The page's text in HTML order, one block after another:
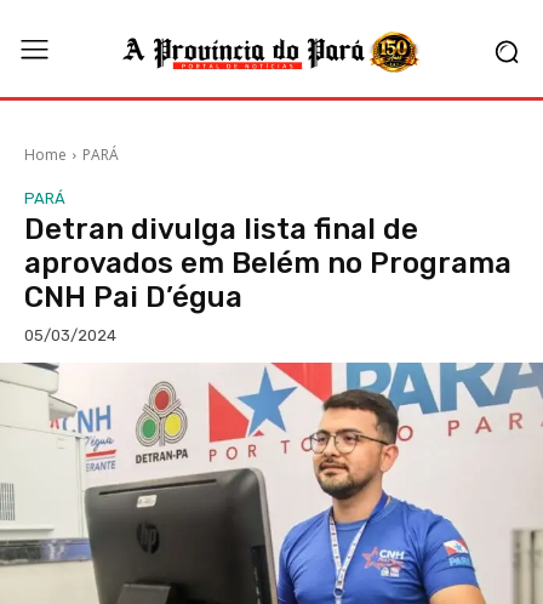
Home PARÁ
PARÁ
Detran divulga lista final de
aprovados em Belém no Programa
CNH Pai D’égua
05/03/2024